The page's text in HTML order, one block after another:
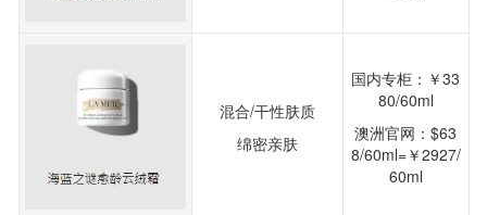
混合/干性肤质
绵密亲肤
国内专柜：￥33
80/60ml
澳洲官网：$63
8/60ml=￥2927/
60ml